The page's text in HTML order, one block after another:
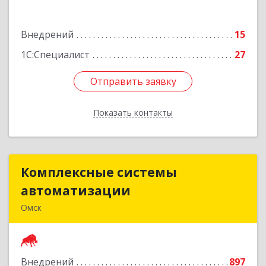
Внедрений
15
1С:Специалист
27
Отправить заявку
Показать контакты
Отправить заявку
Назад
Комплексные системы
автоматизации
Омск
Внедрений
897
Комплексные системы
Подробнее